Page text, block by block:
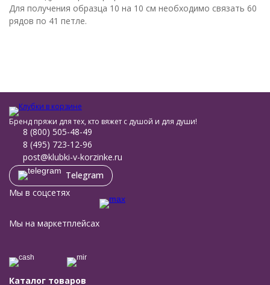
Для получения образца 10 на 10 см необходимо связать 60
рядов по 41 петле.
Бренд пряжи для тех, кто вяжет с душой и для души!
8 (800) 505-48-49
8 (495) 723-12-96
post@klubki-v-korzinke.ru
Telegram
Мы в соцсетях
Мы на маркетплейсах
Каталог товаров